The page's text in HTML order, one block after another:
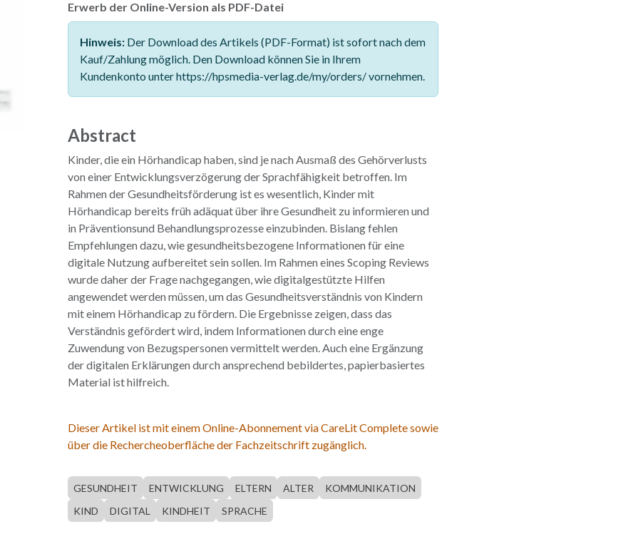
Erwerb der Online-Version als PDF-Datei
Hinweis:Der Download des Artikels (PDF-Format) ist sofort nach dem
Kauf/Zahlung möglich. Den Download können Sie in Ihrem
Kundenkonto unter https://hpsmedia-verlag.de/my/orders/ vornehmen.
Abstract
Kinder, die ein Hörhandicap haben, sind je nach Ausmaß des Gehörverlusts
von einer Entwicklungsverzögerung der Sprachfähigkeit betroffen. Im
Rahmen der Gesundheitsförderung ist es wesentlich, Kinder mit
Hörhandicap bereits früh adäquat über ihre Gesundheit zu informieren und
in Präventionsund Behandlungsprozesse einzubinden. Bislang fehlen
Empfehlungen dazu, wie gesundheitsbezogene Informationen für eine
digitale Nutzung aufbereitet sein sollen. Im Rahmen eines Scoping Reviews
wurde daher der Frage nachgegangen, wie digitalgestützte Hilfen
angewendet werden müssen, um das Gesundheitsverständnis von Kindern
mit einem Hörhandicap zu fördern. Die Ergebnisse zeigen, dass das
Verständnis gefördert wird, indem Informationen durch eine enge
Zuwendung von Bezugspersonen vermittelt werden. Auch eine Ergänzung
der digitalen Erklärungen durch ansprechend bebildertes, papierbasiertes
Material ist hilfreich.
Dieser Artikel ist mit einem Online-Abonnement via CareLit Complete sowie
über die Rechercheoberfläche der Fachzeitschrift zugänglich.
GESUNDHEIT ENTWICKLUNG ELTERN ALTER
KOMMUNIKATION
KIND
DIGITAL KINDHEIT SPRACHE